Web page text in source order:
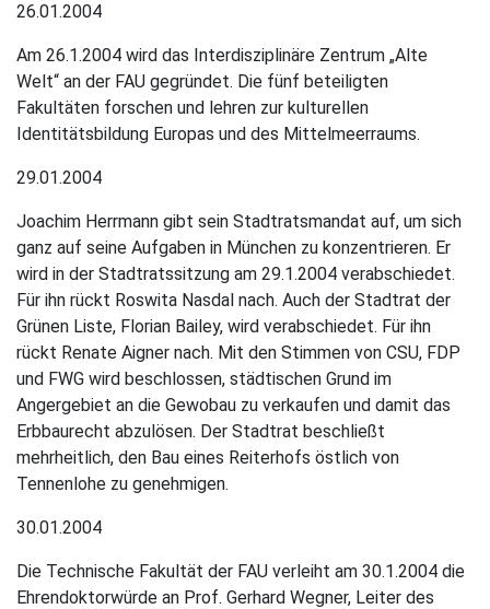
26.01.2004
Am 26.1.2004 wird das Interdisziplinäre Zentrum „Alte
Welt“ an der FAU gegründet. Die fünf beteiligten
Fakultäten forschen und lehren zur kulturellen
Identitätsbildung Europas und des Mittelmeerraums.
29.01.2004
Joachim Herrmann gibt sein Stadtratsmandat auf, um sich
ganz auf seine Aufgaben in München zu konzentrieren. Er
wird in der Stadtratssitzung am 29.1.2004 verabschiedet.
Für ihn rückt Roswita Nasdal nach. Auch der Stadtrat der
Grünen Liste, Florian Bailey, wird verabschiedet. Für ihn
rückt Renate Aigner nach. Mit den Stimmen von CSU, FDP
und FWG wird beschlossen, städtischen Grund im
Angergebiet an die Gewobau zu verkaufen und damit das
Erbbaurecht abzulösen. Der Stadtrat beschließt
mehrheitlich, den Bau eines Reiterhofs östlich von
Tennenlohe zu genehmigen.
30.01.2004
Die Technische Fakultät der FAU verleiht am 30.1.2004 die
Ehrendoktorwürde an Prof. Gerhard Wegner, Leiter des